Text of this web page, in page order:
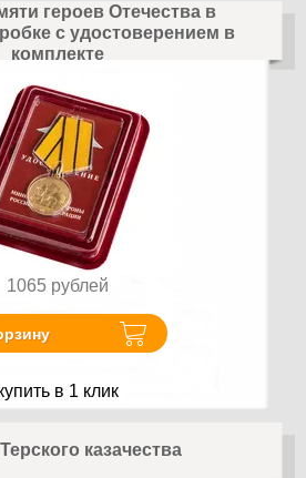
героев Отечества в
с удостоверением в
комплекте
1065 рублей
в 1 клик
казачества